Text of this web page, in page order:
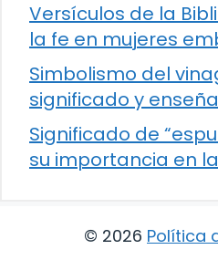
Versículos de la
la fe en mujeres
Simbolismo del
significado y
Significado de
su importancia en
© 2026 Política